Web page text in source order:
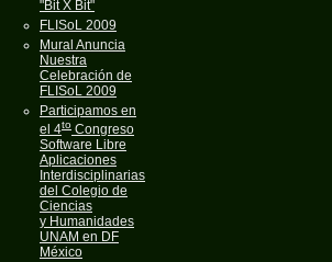
"Bit X Bit"
FLISoL 2009
Mural Anuncia
Nuestra
Celebración de
FLISoL 2009
Participamos en
el 4to Congreso
Software Libre
Aplicaciones
Interdisciplinarias
del Colegio de
Ciencias
y Humanidades
UNAM en DF
México